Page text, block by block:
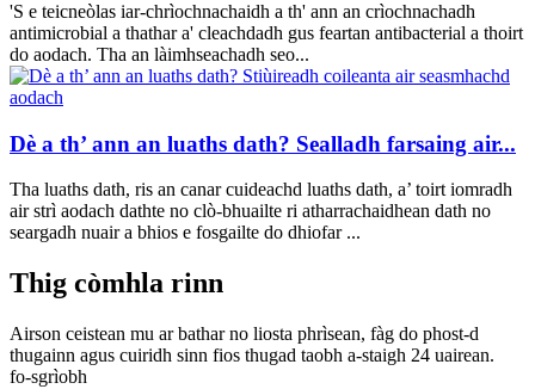
'S e teicneòlas iar-chrìochnachaidh a th' ann an crìochnachadh
antimicrobial a thathar a' cleachdadh gus feartan antibacterial a thoirt
do aodach. Tha an làimhseachadh seo...
Dè a th’ ann an luaths dath? Sealladh farsaing air...
Tha luaths dath, ris an canar cuideachd luaths dath, a’ toirt iomradh
air strì aodach dathte no clò-bhuailte ri atharrachaidhean dath no
seargadh nuair a bhios e fosgailte do dhiofar ...
Thig còmhla rinn
Airson ceistean mu ar bathar no liosta phrìsean, fàg do phost-d
thugainn agus cuiridh sinn fios thugad taobh a-staigh 24 uairean.
fo-sgrìobh